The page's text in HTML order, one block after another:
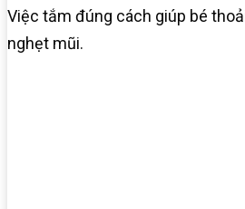
Việc tắm đúng cách giúp bé
nghẹt mũi.